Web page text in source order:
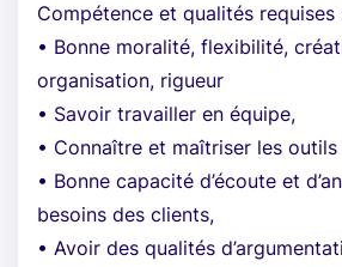
Compétence et qualités requises
• Bonne moralité, flexibilité,
organisation, rigueur
• Savoir travailler en équipe,
• Connaître et maîtriser les
• Bonne capacité d’écoute et
besoins des clients,
• Avoir des qualités